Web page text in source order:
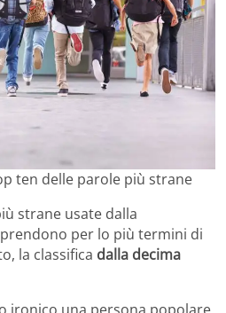
ten delle parole più strane
strane usate dalla
per lo più termini di
la classifica dalla decima
ironico una persona popolare